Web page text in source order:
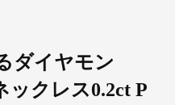
ダイヤモン
クレス0.2ct P